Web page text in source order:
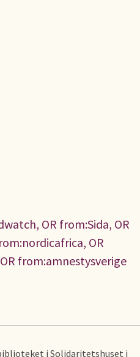
OR from:Sida, OR
OR
from:amnestysverige
i Solidaritetshuset i